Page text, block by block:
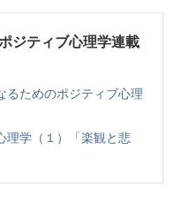
ジティブ心理学連載
るためのポジティブ心理
理学（１）「楽観と悲